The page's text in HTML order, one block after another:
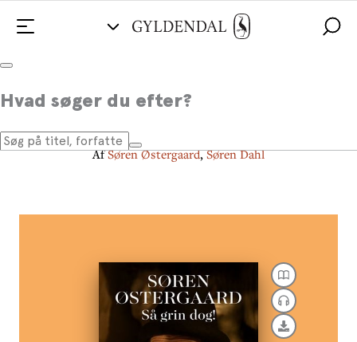
Hvad søger du efter?
Søren Østergaard. Så grin dog!
En livsfortælling skrevet af Søren Dahl
AfSøren Østergaard,Søren Dahl